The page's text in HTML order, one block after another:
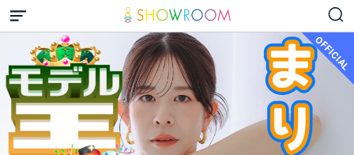
OFFICIAL